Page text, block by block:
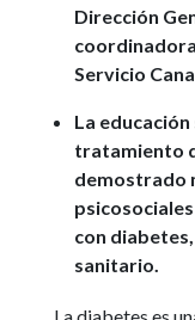
Dirección
Servicio
La
tratamiento
demostrado
con
sanitario.